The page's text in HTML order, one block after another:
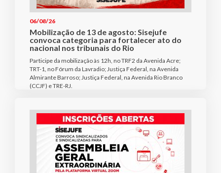
06/08/26
Mobilização de 13 de agosto: Sisejufe
convoca categoria para fortalecer ato do
nacional nos tribunais do Rio
Participe da mobilização às 12h, no TRF2 da Avenida Acre;
TRT-1, no Fórum da Lavradio; Justiça Federal, na Avenida
Almirante Barroso; Justiça Federal, na Avenida Rio Branco
(CCJF) e TRE-RJ.